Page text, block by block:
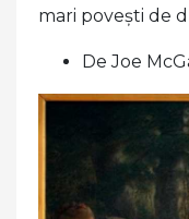
mari povești de
De Joe